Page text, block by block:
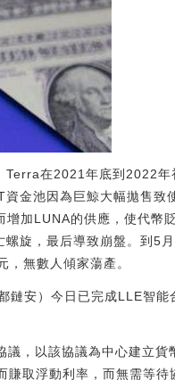
在2021年底到2022年
金池因為巨鯨大幅拋售致
加LUNA的供應，使代幣
旋，最后導致崩盤。到5
無數人傾家蕩產。
安）今日已完成LLE智能
，以該協議為中心建立貨
取浮動利率，而無需等待